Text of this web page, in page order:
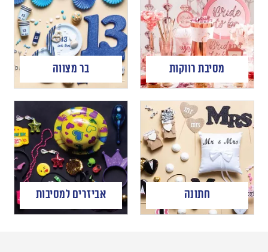
מסיבת רווקות בר מצווה
חתונה אביזרים למסיבות